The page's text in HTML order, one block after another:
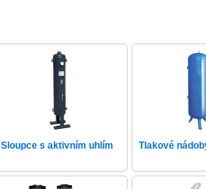
Sloupce s aktivním uhlím Tlakové